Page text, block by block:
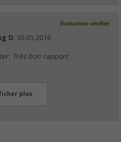
Évaluation vérifiée
D. 30.05.2016
Très bon rapport
plus